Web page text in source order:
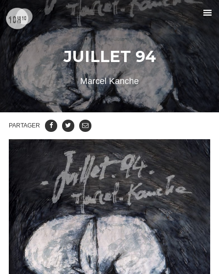
JUILLET 94
Marcel Kanche
PARTAGER